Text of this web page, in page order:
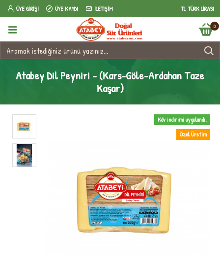
ÜYE GIRIŞI ÜYE KAYDI İLETIŞIM TL TÜRK LIRASI
0
Atabey Dil Peyniri - (Kars-Göle-Ardahan Taze
Kaşar)
Özel Üretim
Kdv indirimi uygulandı.